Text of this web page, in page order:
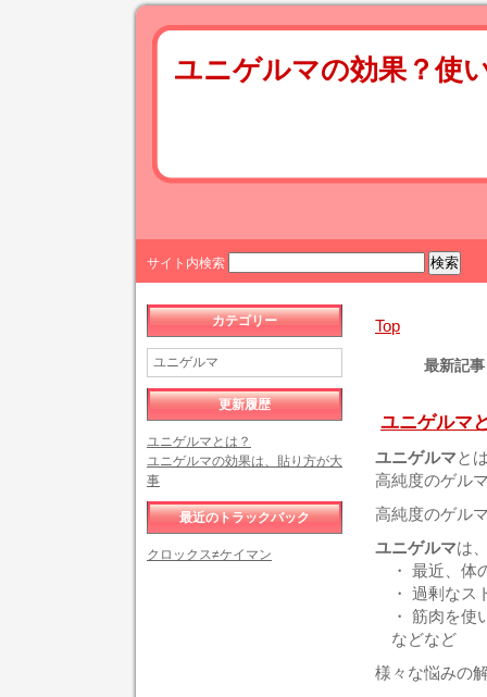
ユニゲルマの効果？使
サイト内検索
Top
最新記
ユニゲルマ
ユニゲルマと
高純度のゲル
高純度のゲル
ユニゲルマは
・ 最近、体
・ 過剰なス
・ 筋肉を使
などなど
様々な悩みの
カテゴリー
ユニゲルマ
更新履歴
ユニゲルマとは？
ユニゲルマの効果は、貼り方が大
事
最近のトラックバック
クロックス≠ケイマン